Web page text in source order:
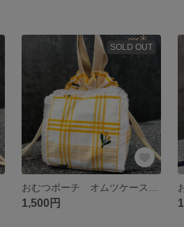
SOLD OUT
1,500円